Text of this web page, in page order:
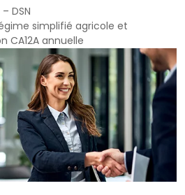
DSN
simplifié agricole et
CA12A annuelle